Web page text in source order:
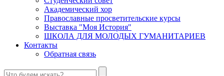
Академический хор
Православные просветительские курсы
Выставка "Моя История"
ШКОЛА ДЛЯ МОЛОДЫХ ГУМАНИТАРИЕВ
Контакты
Обратная связь